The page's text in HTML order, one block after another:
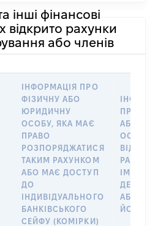
інші фінансові
відкрито рахунки
або членів
ІНФОРМАЦІЯ ПРО
ФІЗИЧНУ АБО
ЮРИДИЧНУ
ОСОБУ, ЯКА МАЄ
ПРАВО
РОЗПОРЯДЖАТИСЯ
ТАКИМ РАХУНКОМ
АБО МАЄ ДОСТУП
ДО
ІНДИВІДУАЛЬНОГО
БАНКІВСЬКОГО
СЕЙФУ (КОМІРКИ)
ПРО
АБО
ОСОБУ,
ІМ’Я
АБО
ЙОГО